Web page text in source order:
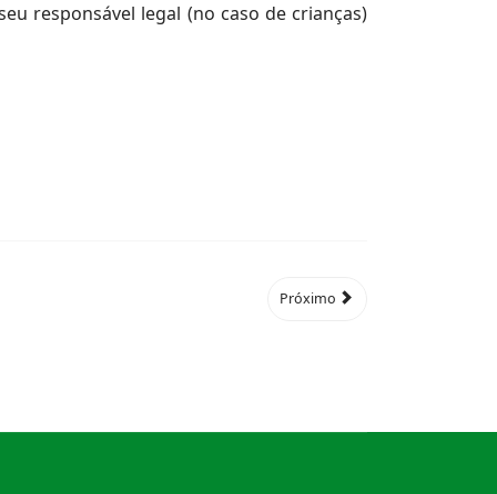
responsável legal (no caso de crianças)
Próximo